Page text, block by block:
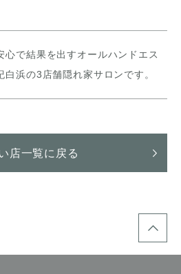
心で結果を出すオールハンドエス
浜の3店舗隠れ家サロンです。
店一覧に戻る